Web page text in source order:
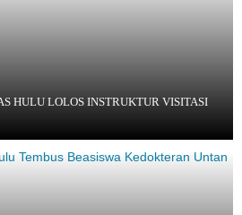
HULU LOLOS INSTRUKTUR VISITASI